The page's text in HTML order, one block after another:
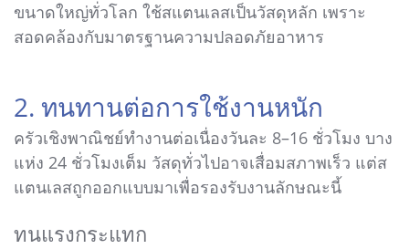
ขนาดใหญ่ทั่วโลก ใช้สแตนเลสเป็นวัสดุหลัก เพราะ
สอดคล้องกับมาตรฐานความปลอดภัยอาหาร
2. ทนทานต่อการใช้งานหนัก
ครัวเชิงพาณิชย์ทำงานต่อเนื่องวันละ 8–16 ชั่วโมง บาง
แห่ง 24 ชั่วโมงเต็ม วัสดุทั่วไปอาจเสื่อมสภาพเร็ว แต่ส
แตนเลสถูกออกแบบมาเพื่อรองรับงานลักษณะนี้
ทนแรงกระแทก